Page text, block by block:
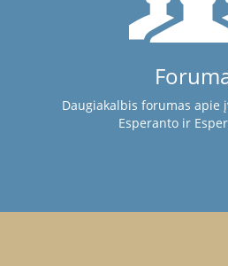
Daugiakalbis forumas apie
Esperanto ir